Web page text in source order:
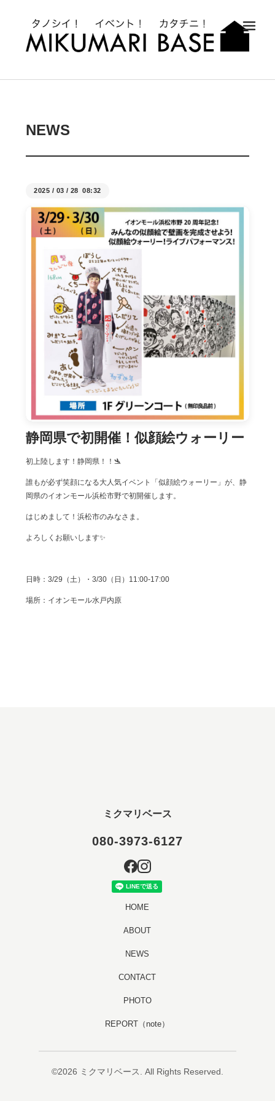
NEWS
2025 / 03 / 28 08:32
静岡県で初開催！似顔絵ウォーリー
初上陸します！静岡県！！🛬
誰もが必ず笑顔になる大人気イベント「似顔絵ウォーリー」が、静
岡県のイオンモール浜松市野で初開催します。
はじめまして！浜松市のみなさま。
よろしくお願いします✨
日時：3/29（土）・3/30（日）11:00-17:00
場所：イオンモール水戸内原
ミクマリベース
080-3973-6127
HOME
ABOUT
NEWS
CONTACT
PHOTO
REPORT（note）
©2026 ミクマリベース . All Rights Reserved.